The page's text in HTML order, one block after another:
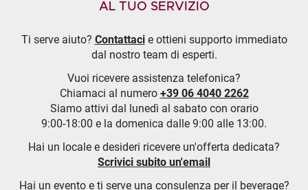
AL TUO SERVIZIO
Ti serve aiuto? Contattacie ottieni supporto immediato
dal nostro team di esperti.
Vuoi ricevere assistenza telefonica?
Chiamaci al numero +39 06 4040 2262
Siamo attivi dal lunedì al sabato con orario
9:00-18:00 e la domenica dalle 9:00 alle 13:00.
Hai un locale e desideri ricevere un'offerta dedicata?
Scrivici subito un'email
Hai un evento e ti serve una consulenza per il beverage?